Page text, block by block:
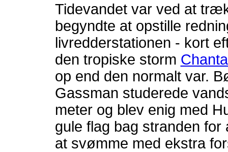
Tidevandet var ved at
begyndte at opstille
livredderstationen - kort
den tropiske storm
op end den normalt var.
Gassman studerede
meter og blev enig med
gule flag bag stranden
at svømme med ekstra